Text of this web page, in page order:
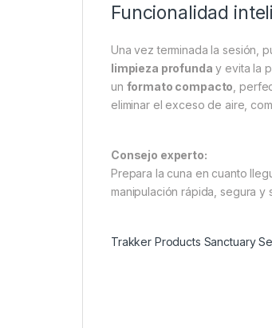
Funcionalidad
Una vez terminada la sesión,
limpieza profunda y evita la
un formato compacto ,
eliminar el exceso de aire,
Consejo experto:
Prepara la cuna en cuanto
manipulación rápida, segura y
Trakker Products Sanctuary